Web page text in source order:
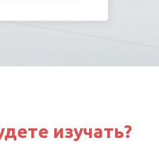
изучать?